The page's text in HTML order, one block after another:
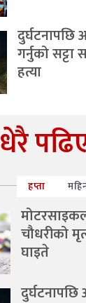
दुर्घटनापछि
गर्नुको
हत्या
धेरै
हप्ता
चौधरीको
घाइते